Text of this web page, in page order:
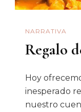
NARRATIVA
Regalo
Hoy
inesperado
nuestro